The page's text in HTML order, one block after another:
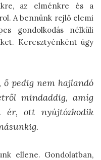
az elménkre és a
A bennünk rejlő elemi
gondolkodás nélküli
Keresztyénként úgy
ő pedig nem hajlandó
mindaddig, amíg
ér, ott nyújtózkodik
ellene. Gondolatban,